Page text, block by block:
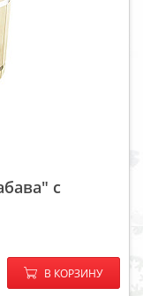
с
− +
В КОРЗИНУ